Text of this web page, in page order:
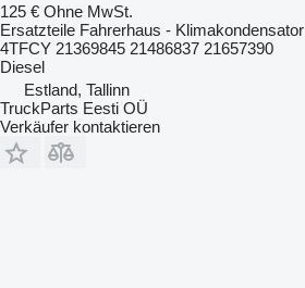
125 € Ohne MwSt.
Ersatzteile Fahrerhaus - Klimakondensator
4TFCY 21369845 21486837 21657390
Diesel
Estland, Tallinn
TruckParts Eesti OÜ
Verkäufer kontaktieren